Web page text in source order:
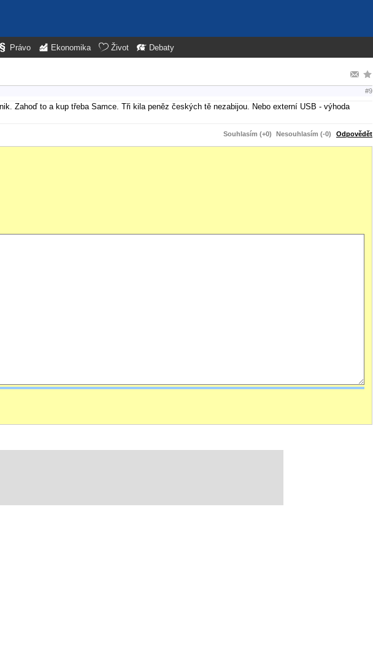
Právo Ekonomika Život Debaty
#9
Zahoď to a kup třeba Samce. Tři kila peněz českých tě nezabijou. Nebo externí USB - výhoda
Souhlasím (+0) Nesouhlasím (-0) Odpovědět